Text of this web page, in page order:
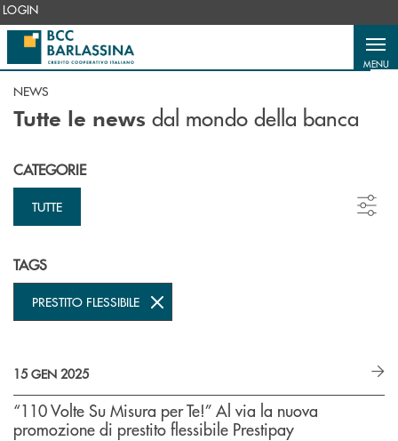
Salta al contenuto principale
LOGIN
MENU
NEWS
Tutte le news dal mondo della banca
CATEGORIE
TUTTE
TAGS
PRESTITO FLESSIBILE
15 GEN 2025
“110 Volte Su Misura per Te!” Al via la nuova
promozione di prestito flessibile Prestipay